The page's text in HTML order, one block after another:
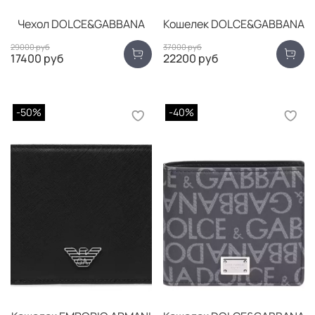
Чехол DOLCE&GABBANA
29000 руб
17400 руб
Кошелек DOLCE&GABBANA
37000 руб
22200 руб
-50% -40%